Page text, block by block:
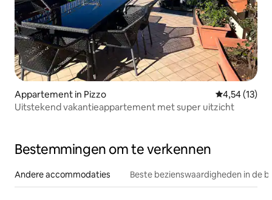
Appartement in Pizzo Gemiddelde
4,54 (13)
Uitstekend vakantieappartement met super uitzicht
Bestemmingen om te verkennen
Andere accommodaties Beste bezienswaardigheden in de